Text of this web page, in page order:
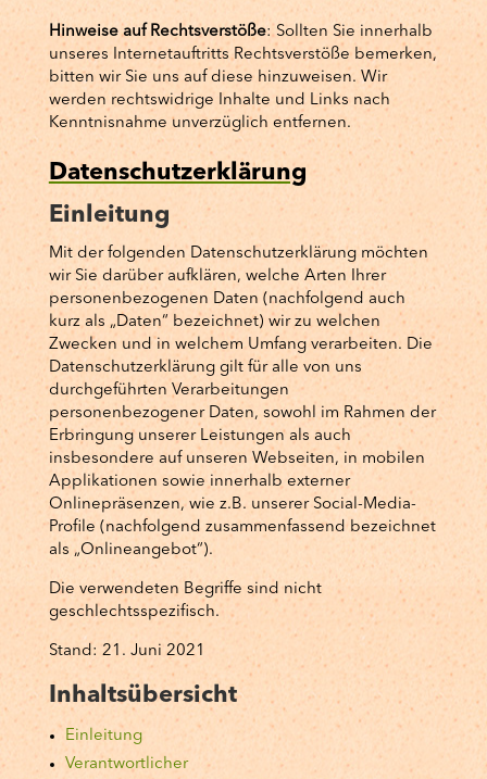
Hinweise auf Rechtsverstöße: Sollten Sie innerhalb
unseres Internetauftritts Rechtsverstöße bemerken,
bitten wir Sie uns auf diese hinzuweisen. Wir
werden rechtswidrige Inhalte und Links nach
Kenntnisnahme unverzüglich entfernen.
Datenschutzerklärung
Einleitung
Mit der folgenden Datenschutzerklärung möchten
wir Sie darüber aufklären, welche Arten Ihrer
personenbezogenen Daten (nachfolgend auch
kurz als „Daten“ bezeichnet) wir zu welchen
Zwecken und in welchem Umfang verarbeiten. Die
Datenschutzerklärung gilt für alle von uns
durchgeführten Verarbeitungen
personenbezogener Daten, sowohl im Rahmen der
Erbringung unserer Leistungen als auch
insbesondere auf unseren Webseiten, in mobilen
Applikationen sowie innerhalb externer
Onlinepräsenzen, wie z.B. unserer Social-Media-
Profile (nachfolgend zusammenfassend bezeichnet
als „Onlineangebot“).
Die verwendeten Begriffe sind nicht
geschlechtsspezifisch.
Stand: 21. Juni 2021
Inhaltsübersicht
Einleitung
Verantwortlicher